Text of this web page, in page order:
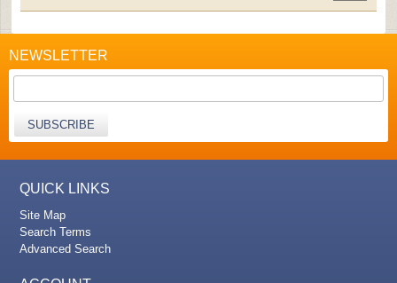
NEWSLETTER
SUBSCRIBE
QUICK LINKS
Site Map
Search Terms
Advanced Search